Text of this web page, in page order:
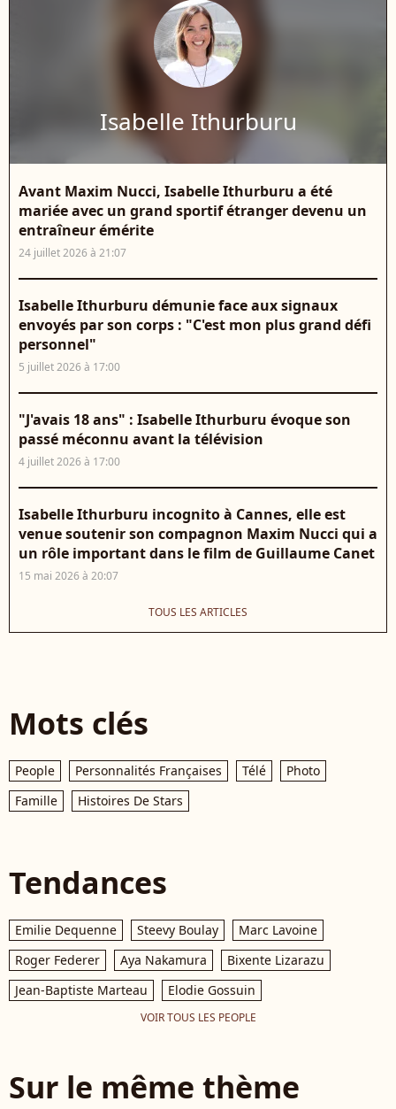
Isabelle Ithurburu
Avant Maxim Nucci, Isabelle Ithurburu a été
mariée avec un grand sportif étranger devenu un
entraîneur émérite
24 juillet 2026 à 21:07
Isabelle Ithurburu démunie face aux signaux
envoyés par son corps : "C'est mon plus grand défi
personnel"
5 juillet 2026 à 17:00
"J'avais 18 ans" : Isabelle Ithurburu évoque son
passé méconnu avant la télévision
4 juillet 2026 à 17:00
Isabelle Ithurburu incognito à Cannes, elle est
venue soutenir son compagnon Maxim Nucci qui a
un rôle important dans le film de Guillaume Canet
15 mai 2026 à 20:07
TOUS LES ARTICLES
Mots clés
People Personnalités Françaises Télé
Photo
Famille
Histoires De Stars
Tendances
Emilie Dequenne Steevy Boulay
Marc Lavoine
Roger Federer
Aya Nakamura
Bixente Lizarazu
Jean-Baptiste Marteau
Elodie Gossuin
VOIR TOUS LES PEOPLE
Sur le même thème